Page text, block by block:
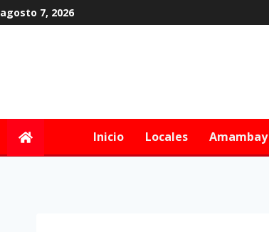
agosto 7, 2026
Inicio Locales Amambay